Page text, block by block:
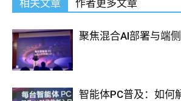
相关文章 作者更多文章
聚焦混合AI部署与端
智能体PC普及：如何